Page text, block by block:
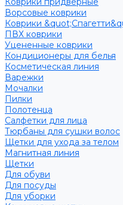
Ворсовые коврики
Коврики
ПВХ коврики
Уцененные коврики
Кондиционеры для белья
Косметическая линия
Варежки
Мочалки
Пилки
Полотенца
Салфетки для лица
Тюрбаны для сушки волос
Щетки для ухода за телом
Магнитная линия
Щетки
Для обуви
Для посуды
Для уборки